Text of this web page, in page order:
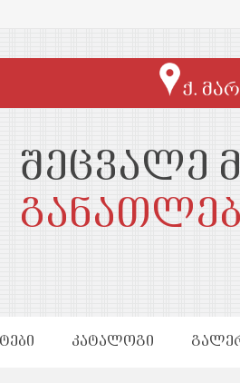
შეცვალე
ᲙᲐᲢᲐᲚᲝᲒᲘ